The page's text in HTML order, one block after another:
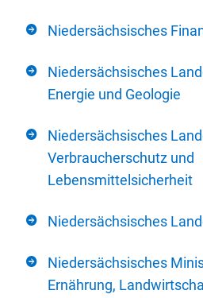
Niedersächsisches
Niedersächsisches
Energie und Geologie
Niedersächsisches
Verbraucherschutz und
Lebensmittelsicherheit
Niedersächsisches
Niedersächsisches
Ernährung,